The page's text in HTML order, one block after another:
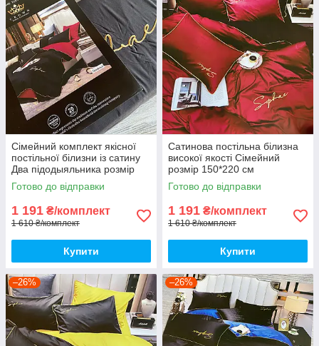
Сімейний комплект якісної
постільної білизни із сатину
Два підодыяльника розмір
150*220 см
Готово до відправки
1 191 ₴/комплект
1 610 ₴/комплект
Купити
Сатинова постільна білизна
високої якості Сімейний
розмір 150*220 см
Готово до відправки
1 191 ₴/комплект
1 610 ₴/комплект
Купити
–26% –26%